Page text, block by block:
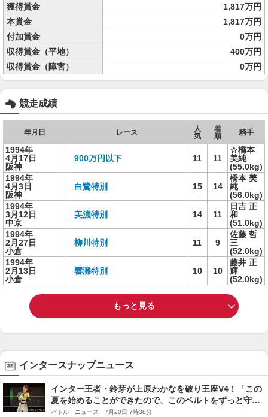
獲得賞金
1,817万円
本賞金
1,817万円
付加賞金
0万円
収得賞金（平地）
400万円
収得賞金（障害）
0万円
競走成績
年月日 レース
人
気
着
順
騎手
1994年
4月17日
阪神
900万円以下 11 11
☆橋本
美純
(55.0kg)
1994年
4月3日
阪神
白鷺特別 15 14
橋本 美
純
(56.0kg)
1994年
3月12日
中京
美濃特別 14 11
日吉 正
和
(51.0kg)
1994年
2月27日
小倉
柳川特別 11 9
佐藤 哲
三
(52.0kg)
1994年
2月13日
小倉
響灘特別 10 10
藤井 正
輝
(52.0kg)
もっと見る
インタースナップニュース
インター王者・鈴芽が上原わかなを破り王座V4！「この
夏を始めることができたので、このベルトをずっと守っ
ていこうと思います」
バトル・ニュース 7月20日 7時38分